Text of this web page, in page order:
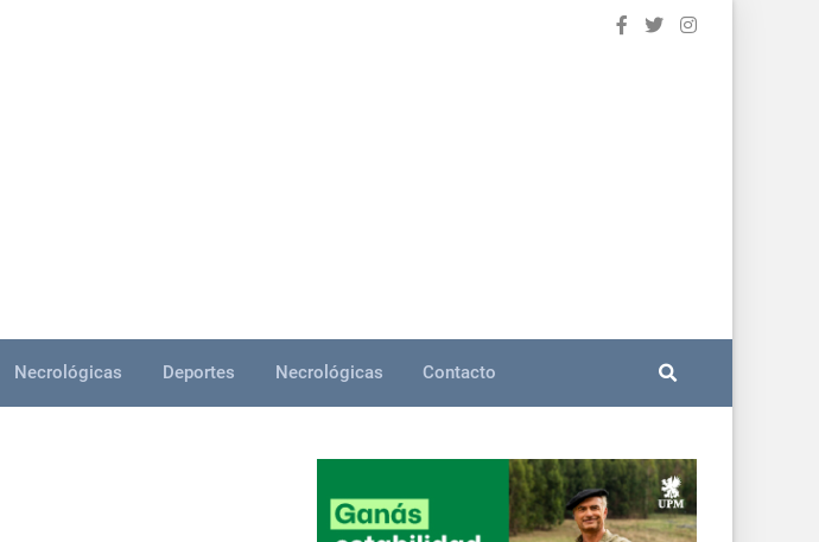
Necrológicas Deportes Necrológicas Contacto